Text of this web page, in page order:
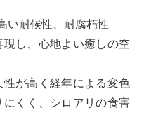
い耐候性、耐腐朽性
し、心地よい癒しの空
が高く経年による変色
くく、シロアリの食害